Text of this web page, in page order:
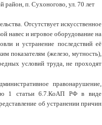
район, п. Сухоногово, ул. 70 лет
Отсутствует искусственное
навес и игровое оборудование на
и устранение последствий её
показателям (железо, мутность),
условий труда, не проходят
правонарушение,
1 статьи 6.7.КоАП РФ в виде
об устранении причин